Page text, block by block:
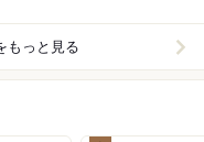
もっと見る